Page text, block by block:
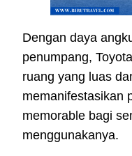
Dengan daya
penumpang,
ruang yang luas
memanifestasikan
memorable bagi
menggunakanya.